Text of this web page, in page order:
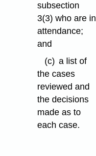
subsection
3(3) who are in
attendance;
and
(c) a list of
the cases
reviewed and
the decisions
made as to
each case.